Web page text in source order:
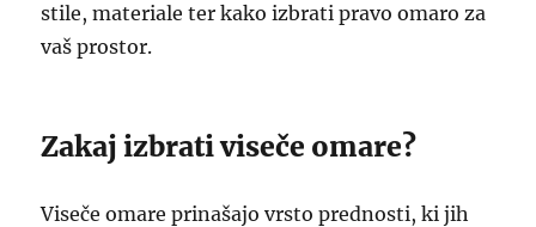
stile, materiale ter kako izbrati pravo omaro za
vaš prostor.
Zakaj izbrati viseče omare?
Viseče omare prinašajo vrsto prednosti, ki jih